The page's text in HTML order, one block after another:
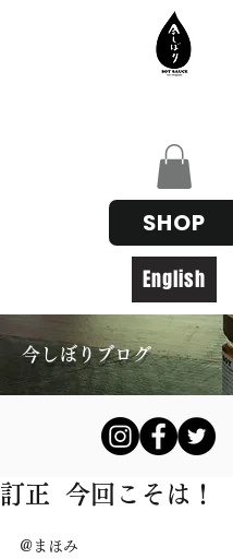
SHOP
English
今しぼりブログ
訂正 今回こそは！
@まほみ